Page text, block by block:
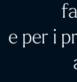
e per i